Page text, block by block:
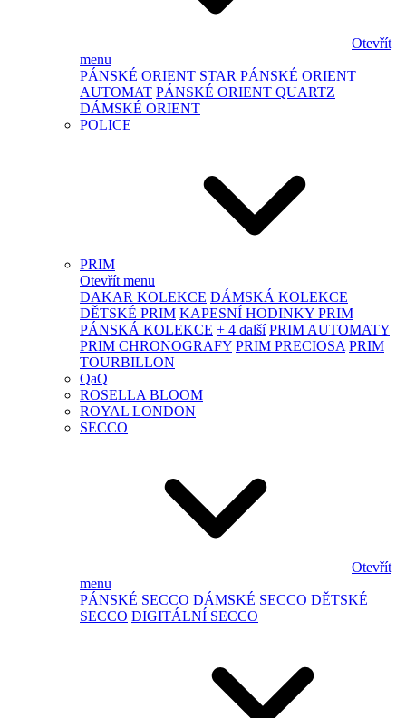
Otevřít
menu
PÁNSKÉ ORIENT STAR PÁNSKÉ ORIENT
AUTOMAT PÁNSKÉ ORIENT QUARTZ
DÁMSKÉ ORIENT
POLICE
PRIM
Otevřít menu
DAKAR KOLEKCE DÁMSKÁ KOLEKCE
DĚTSKÉ PRIM KAPESNÍ HODINKY PRIM
PÁNSKÁ KOLEKCE + 4 další PRIM AUTOMATY
PRIM CHRONOGRAFY PRIM PRECIOSA PRIM
TOURBILLON
QaQ
ROSELLA BLOOM
ROYAL LONDON
SECCO
Otevřít
menu
PÁNSKÉ SECCO DÁMSKÉ SECCO DĚTSKÉ
SECCO DIGITÁLNÍ SECCO